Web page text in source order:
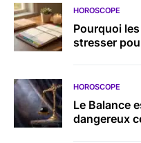
HOROSCOPE
Pourquoi
stresser
HOROSCOPE
Le Balance
dangereux